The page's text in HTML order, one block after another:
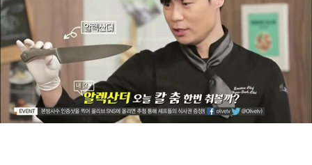
예전 한 프로그램에서
‘알렉산더’, ‘페트리샤’ 등
칼 이름을 공개해서
많은 사람의 이목을 끌기도 했어.